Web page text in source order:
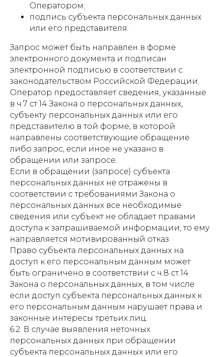
Оператором;
подпись субъекта персональных данных
или его представителя.
Запрос может быть направлен в форме
электронного документа и подписан
электронной подписью в соответствии с
законодательством Российской Федерации.
Оператор предоставляет сведения, указанные
в ч.7 ст.14 Закона о персональных данных,
субъекту персональных данных или его
представителю в той форме, в которой
направлены соответствующие обращение
либо запрос, если иное не указано в
обращении или запросе.
Если в обращении (запросе) субъекта
персональных данных не отражены в
соответствии с требованиями Закона о
персональных данных все необходимые
сведения или субъект не обладает правами
доступа к запрашиваемой информации, то ему
направляется мотивированный отказ.
Право субъекта персональных данных на
доступ к его персональным данным может
быть ограничено в соответствии с ч.8 ст.14
Закона о персональных данных, в том числе
если доступ субъекта персональных данных к
его персональным данным нарушает права и
законные интересы третьих лиц.
6.2. В случае выявления неточных
персональных данных при обращении
субъекта персональных данных или его